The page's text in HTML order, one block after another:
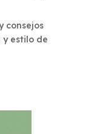
consejos
estilo de